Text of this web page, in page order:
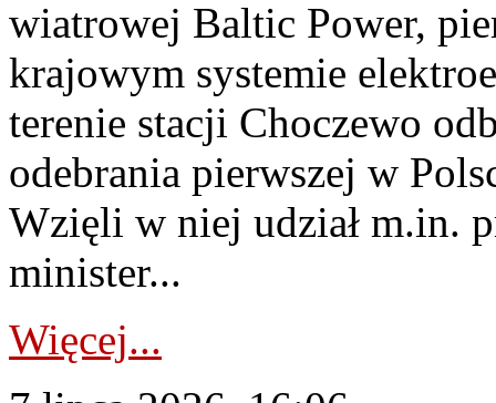
wiatrowej Baltic Power,
krajowym systemie
terenie stacji Choczewo
odebrania pierwszej w
Wzięli w niej udział m.in.
minister...
Więcej...